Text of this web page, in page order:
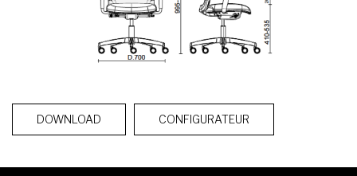
DOWNLOAD CONFIGURATEUR